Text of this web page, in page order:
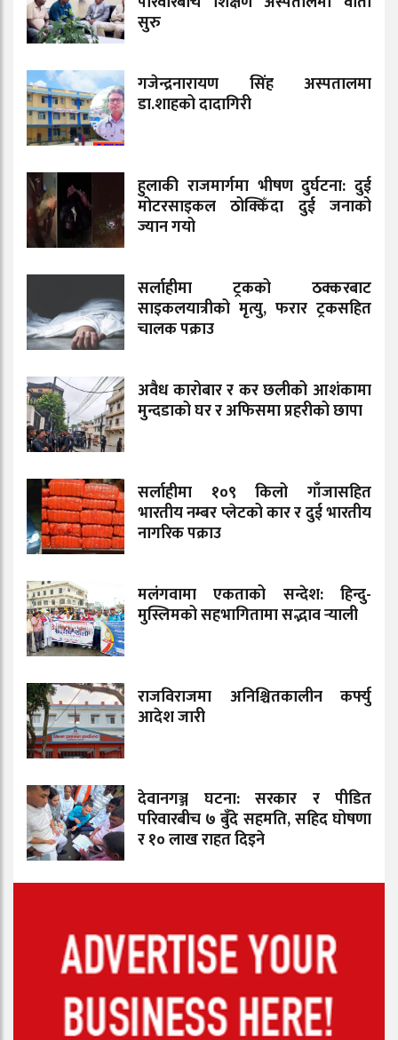
सुरु
गजेन्द्रनारायण सिंह अस्पतालमा
डा.शाहको दादागिरी
हुलाकी राजमार्गमा भीषण दुर्घटना: दुई
मोटरसाइकल ठोक्किँदा दुई जनाको
ज्यान गयो
सर्लाहीमा ट्रकको ठक्करबाट
साइकलयात्रीको मृत्यु, फरार ट्रकसहित
चालक पक्राउ
अवैध कारोबार र कर छलीको आशंकामा
मुन्दडाको घर र अफिसमा प्रहरीको छापा
सर्लाहीमा १०९ किलो गाँजासहित
भारतीय नम्बर प्लेटको कार र दुई भारतीय
नागरिक पक्राउ
मलंगवामा एकताको सन्देश: हिन्दु-
मुस्लिमको सहभागितामा सद्भाव र्‍याली
राजविराजमा अनिश्चितकालीन कर्फ्यु
आदेश जारी
देवानगञ्ज घटना: सरकार र पीडित
परिवारबीच ७ बुँदे सहमति, सहिद घोषणा
र १० लाख राहत दिइने